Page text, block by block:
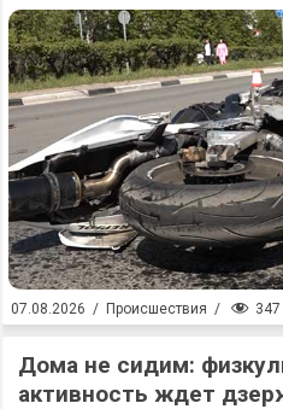
07.08.2026 / Происшествия / 347
Дома не сидим:
активность ждет